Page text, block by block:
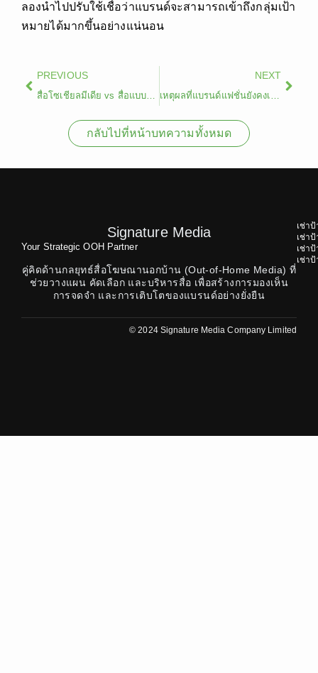
ลองนำไปปรับใช้เชื่อว่าแบรนด์จะสามารถเข้าถึงกลุ่มเป้า
หมายได้มากขึ้นอย่างแน่นอน
PREVIOUS
NEXT
กลับไปที่หน้าบทความทั้งหมด
Signature Media
Your Strategic OOH Partner
คู่คิดด้านกลยุทธ์สื่อโฆษณานอกบ้าน (Out-of-Home Media) ที่
ช่วยวางแผน คัดเลือก และบริหารสื่อ เพื่อสร้างการมองเห็น
การจดจำ และการเติบโตของแบรนด์อย่างยั่งยืน
เช่า
เช่า
เช่า
เช่า
© 2024 Signature Media Company Limited